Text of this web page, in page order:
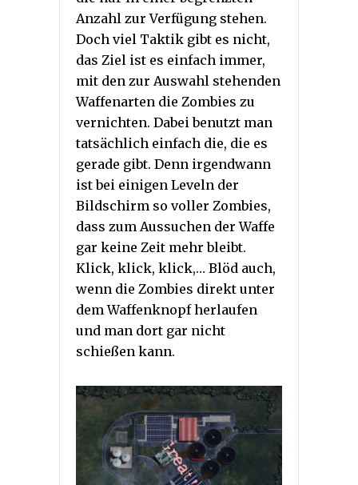
Anzahl zur Verfügung stehen.
Doch viel Taktik gibt es nicht,
das Ziel ist es einfach immer,
mit den zur Auswahl stehenden
Waffenarten die Zombies zu
vernichten. Dabei benutzt man
tatsächlich einfach die, die es
gerade gibt. Denn irgendwann
ist bei einigen Leveln der
Bildschirm so voller Zombies,
dass zum Aussuchen der Waffe
gar keine Zeit mehr bleibt.
Klick, klick, klick,… Blöd auch,
wenn die Zombies direkt unter
dem Waffenknopf herlaufen
und man dort gar nicht
schießen kann.